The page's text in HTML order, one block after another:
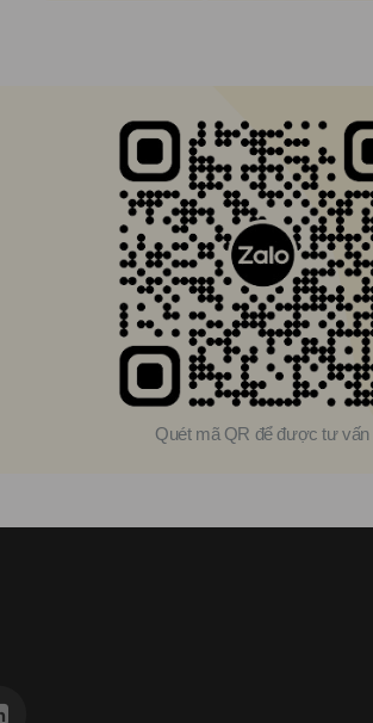
Quét mã QR để được tư vấn